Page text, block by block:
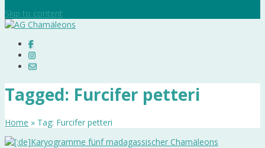
Skip to content
Tagged: Furcifer petteri
Home » Tag: Furcifer petteri